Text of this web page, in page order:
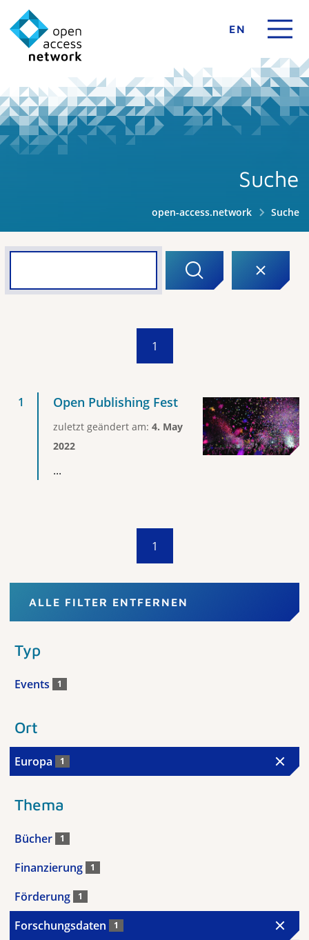
EN
Suche
open-access.network Suche
1
Open Publishing Fest
zuletzt geändert am: 4. May
2022
...
1
ALLE FILTER ENTFERNEN
Typ
Events 1
Ort
Europa 1
Thema
Bücher 1
Finanzierung 1
Förderung 1
Forschungsdaten 1